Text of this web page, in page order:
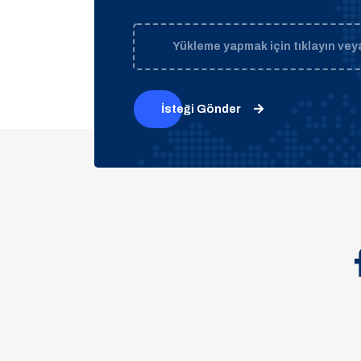
Yükleme yapmak için tıklayın
İsteği Gönder